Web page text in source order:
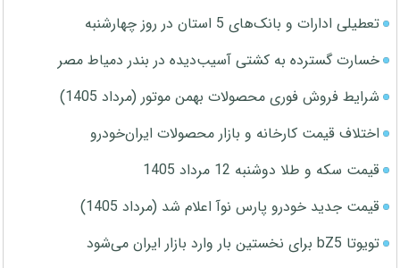
تعطیلی ادارات و بانک‌های 5 استان در روز چهارشنبه
خسارت گسترده به کشتی آسیب‌دیده در بندر دمیاط مصر
شرایط فروش فوری محصولات بهمن موتور (مرداد 1405)
اختلاف قیمت کارخانه و بازار محصولات ایران‌خودرو
قیمت سکه و طلا دوشنبه 12 مرداد 1405
قیمت جدید خودرو پارس نوآ اعلام شد (مرداد 1405)
تویوتا bZ5 برای نخستین بار وارد بازار ایران می‌شود